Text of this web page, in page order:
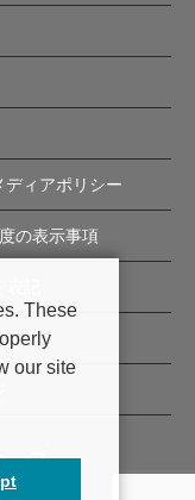
ィアポリシー
の表示事項
These
our site